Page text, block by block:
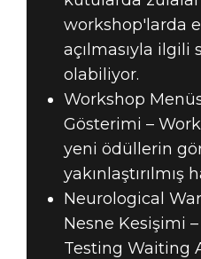
workshop'larda
açılmasıyla ilgili
olabiliyor.
Workshop
Gösterimi –
yeni ödüllerin
yakınlaştırılmış
Neurological
Nesne Kesişimi
Testing Waiting